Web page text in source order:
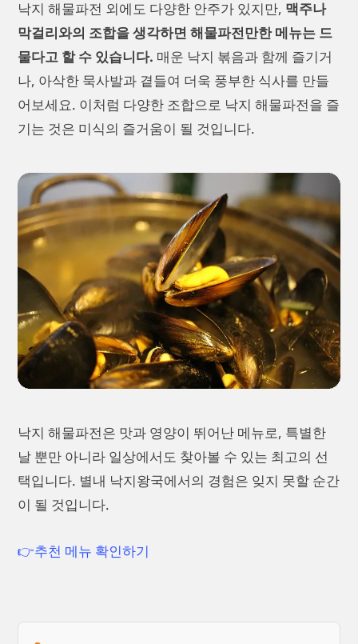
낙지 해물파전 외에도 다양한 안주가 있지만, 맥주나
막걸리와의 조합을 생각하면 해물파전만한 메뉴는 드
물다고 할 수 있습니다. 매운 낙지 볶음과 함께 즐기거
나, 아삭한 묵사발과 곁들여 더욱 풍부한 식사를 만들
어보세요. 이처럼 다양한 조합으로 낙지 해물파전을 즐
기는 것은 미식의 즐거움이 될 것입니다.
낙지 해물파전은 맛과 영양이 뛰어난 메뉴로, 특별한
날 뿐만 아니라 일상에서도 찾아볼 수 있는 최고의 선
택입니다. 별내 낙지왕국에서의 경험은 잊지 못할 순간
이 될 것입니다.
👉추천 메뉴 확인하기